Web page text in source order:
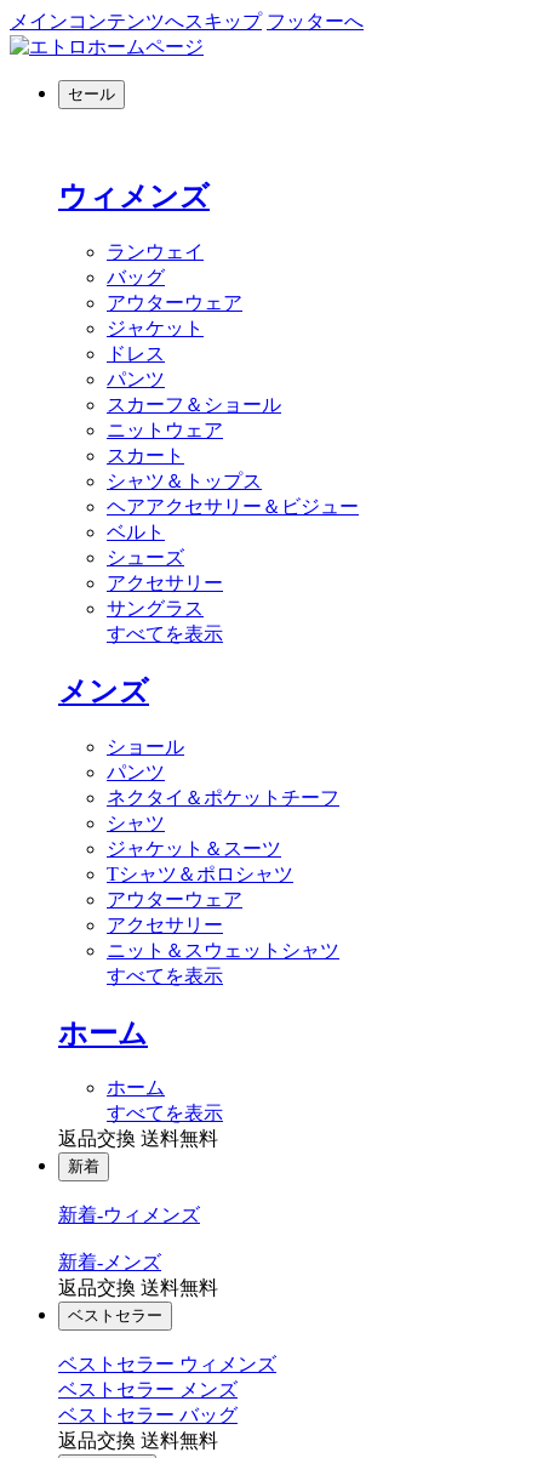
メインコンテンツへスキップ フッターへ
セール
ウィメンズ
ランウェイ
バッグ
アウターウェア
ジャケット
ドレス
パンツ
スカーフ＆ショール
ニットウェア
スカート
シャツ＆トップス
ヘアアクセサリー＆ビジュー
ベルト
シューズ
アクセサリー
サングラス
すべてを表示
メンズ
ショール
パンツ
ネクタイ＆ポケットチーフ
シャツ
ジャケット＆スーツ
Tシャツ＆ポロシャツ
アウターウェア
アクセサリー
ニット＆スウェットシャツ
すべてを表示
ホーム
ホーム
すべてを表示
返品交換 送料無料
新着
新着-ウィメンズ
新着-メンズ
返品交換 送料無料
ベストセラー
ベストセラー ウィメンズ
ベストセラー メンズ
ベストセラー バッグ
返品交換 送料無料